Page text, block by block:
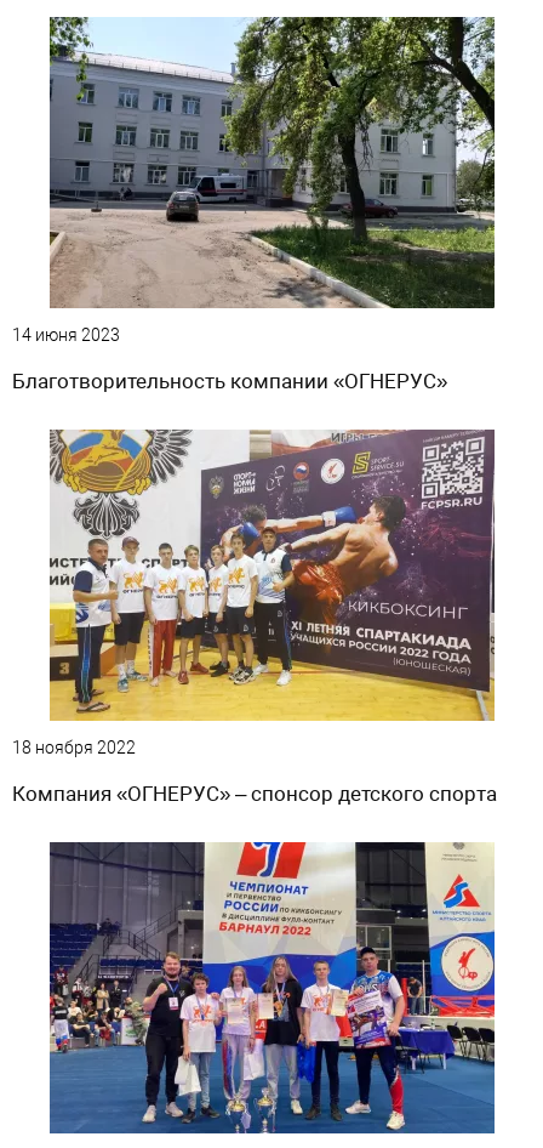
14 июня 2023
Благотворительность компании «ОГНЕРУС»
18 ноября 2022
Компания «ОГНЕРУС» – спонсор детского спорта